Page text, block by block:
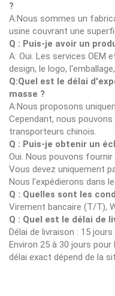
?
A:Nous sommes un
usine couvrant une
Q : Puis-je avoir un
A: Oui. Les services OEM
design, le logo,
Q:Quel est le délai
masse ?
A:Nous proposons
Cependant, nous
transporteurs chinois.
Q : Puis-je obtenir un
Oui. Nous pouvons
Vous devez uniquement
Nous l'expédierons dans
Q : Quelles sont les
Virement bancaire (T/T),
Q : Quel est le délai de
Délai de livraison : 15
Environ 25 à 30 jours pour
délai exact dépend de la